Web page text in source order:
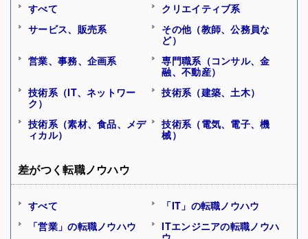
すべて
クリエイティブ系
サービス、販売系
その他（教師、公務員な
ど）
営業、事務、企画系
専門職系（コンサル、金
融、不動産）
技術系（IT、ネットワー
ク）
技術系（建築、土木）
技術系（素材、食品、メデ
ィカル）
技術系（電気、電子、機
械）
差がつく転職ノウハウ
すべて
「IT」の転職ノウハウ
「営業」の転職ノウハウ
ITエンジニアの転職ノウハ